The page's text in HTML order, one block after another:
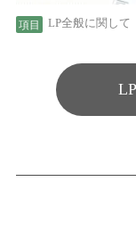
LP全般に関して